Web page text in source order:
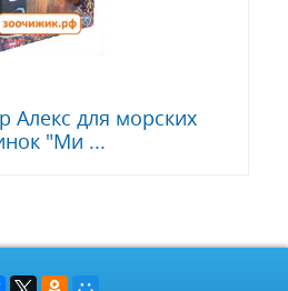
Алекс для морских
"Ми ...